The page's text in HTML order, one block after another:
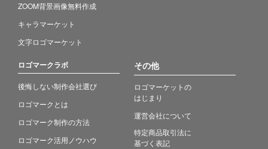
ZOOM背景画像無料作成
キャラマーケット
文字ロゴマーケット
ロゴマークラボ
後悔しない制作会社選び
ロゴマークとは
ロゴマーク制作の方法
ロゴマーク活用ノウハウ
その他
ロゴマーケットの
はじまり
運営会社について
特定商品取引法に
基づく表記